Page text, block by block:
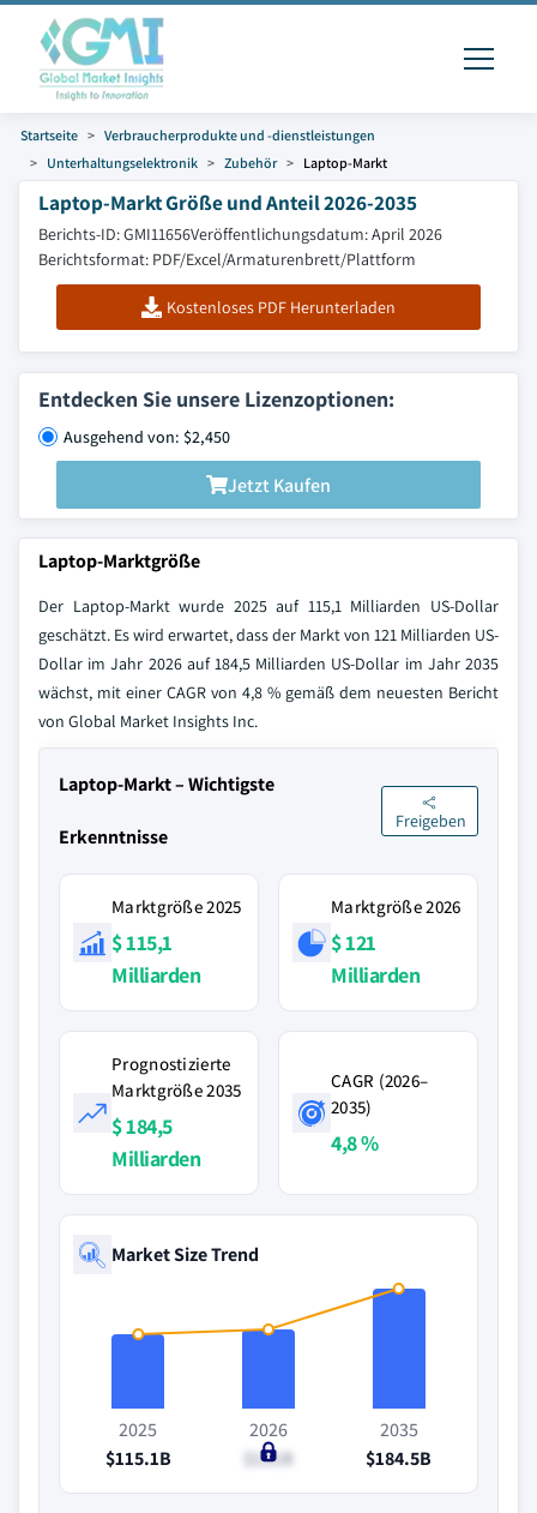
Startseite
Verbraucherprodukte und -dienstleistungen
Unterhaltungselektronik
Zubehör Laptop-Markt
Laptop-Markt Größe und Anteil 2026-2035
Berichts-ID: GMI11656Veröffentlichungsdatum: April 2026
Berichtsformat: PDF/Excel/Armaturenbrett/Plattform
Kostenloses PDF Herunterladen
Entdecken Sie unsere Lizenzoptionen:
Ausgehend von: $2,450
Jetzt Kaufen
Laptop-Marktgröße
Der Laptop-Markt wurde 2025 auf 115,1 Milliarden US-Dollar
geschätzt. Es wird erwartet, dass der Markt von 121 Milliarden US-
Dollar im Jahr 2026 auf 184,5 Milliarden US-Dollar im Jahr 2035
wächst, mit einer CAGR von 4,8 % gemäß dem neuesten Bericht
von Global Market Insights Inc.
Laptop-Markt – Wichtigste
Erkenntnisse
Freigeben
Marktgröße 2025
$ 115,1
Milliarden
Marktgröße 2026
$ 121
Milliarden
Prognostizierte
Marktgröße 2035
$ 184,5
Milliarden
CAGR (2026–
2035)
4,8 %
Market Size Trend
2025
$115.1B
2026
$121B
2035
$184.5B